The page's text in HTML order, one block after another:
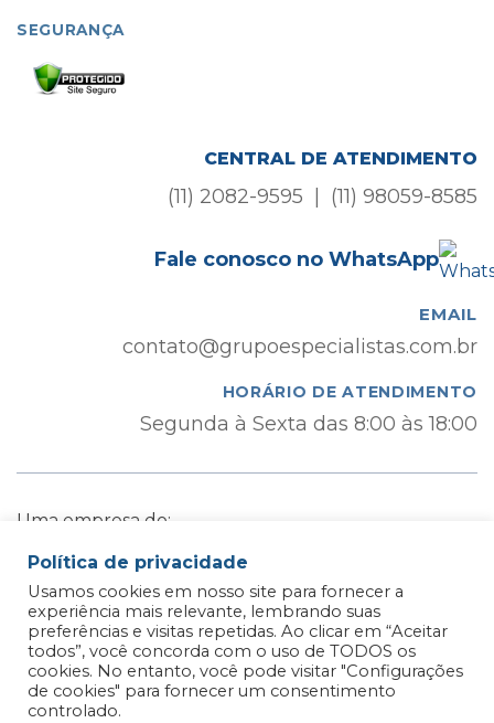
SEGURANÇA
CENTRAL DE ATENDIMENTO
(11) 2082-9595 | (11) 98059-8585
Fale conosco no WhatsApp
EMAIL
contato@grupoespecialistas.com.br
HORÁRIO DE ATENDIMENTO
Segunda à Sexta das 8:00 às 18:00
Uma empresa do:
CNPJ:10.897.945/0001-01
Especialistas - Regularização de Documentos
Política de privacidade
Usamos cookies em nosso site para fornecer a
experiência mais relevante, lembrando suas
preferências e visitas repetidas. Ao clicar em “Aceitar
todos”, você concorda com o uso de TODOS os
cookies. No entanto, você pode visitar "Configurações
de cookies" para fornecer um consentimento
controlado.